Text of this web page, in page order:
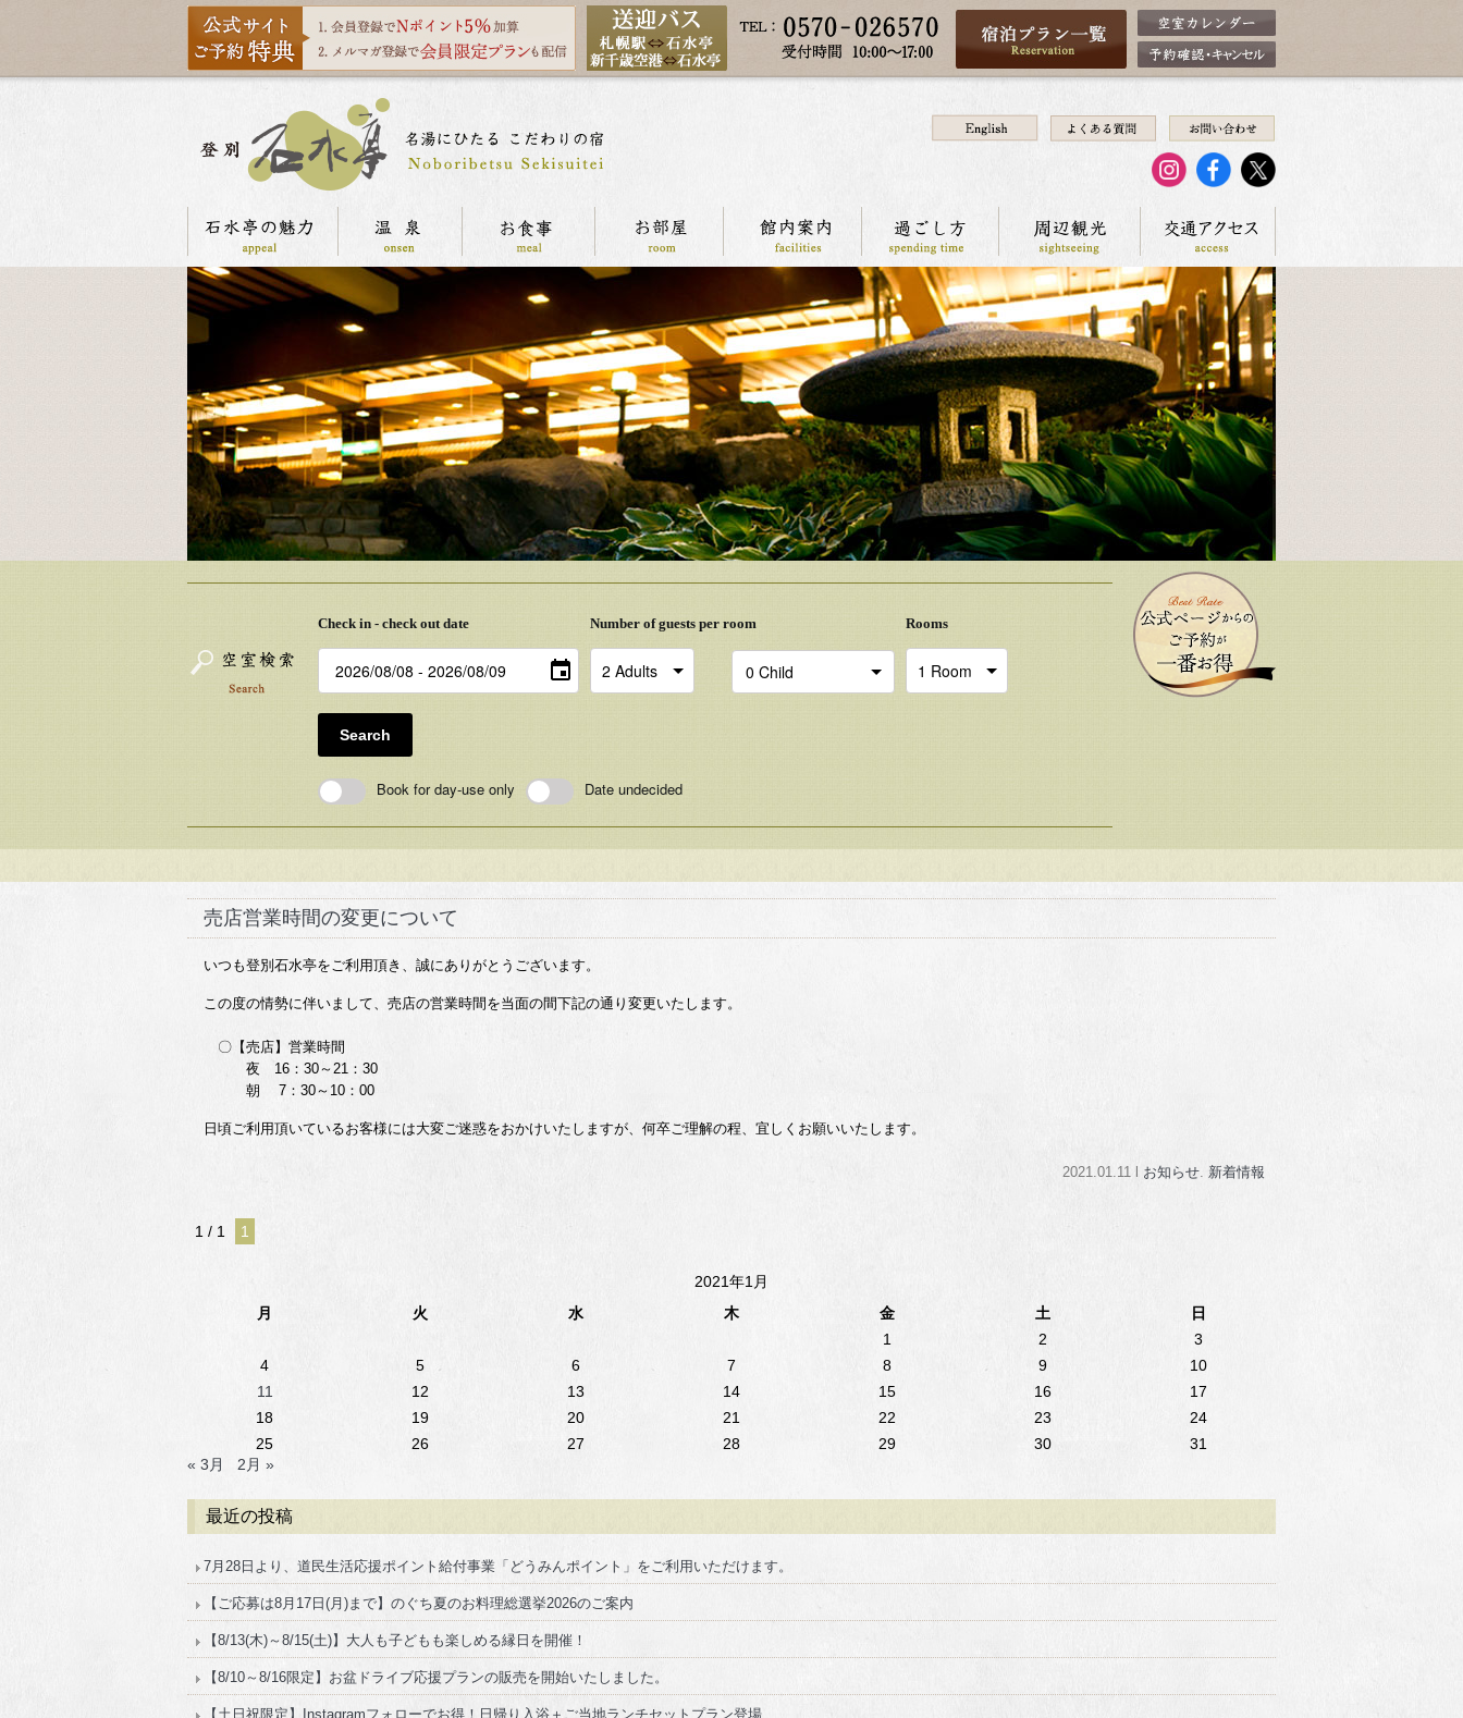
Check in - check out date Number of guests per room Rooms
Search
Book for day-use only Date undecided
売店営業時間の変更について
いつも登別石水亭をご利用頂き、誠にありがとうございます。
この度の情勢に伴いまして、売店の営業時間を当面の間下記の通り変更いたします。
〇【売店】営業時間
夜 16：30～21：30
朝 7：30～10：00
日頃ご利用頂いているお客様には大変ご迷惑をおかけいたしますが、何卒ご理解の程、宜しくお願いいたします。
2021.01.11 l お知らせ. 新着情報
1 / 1 1
2021年1月
月
火 水 木 金 土
日
1
2
3
4
5 6 7 8 9
10
11
12 13 14 15 16
17
18
19 20 21 22 23
24
25
26 27 28 29 30
31
« 3月
2月 »
最近の投稿
7月28日より、道民生活応援ポイント給付事業「どうみんポイント」をご利用いただけます。
【ご応募は8月17日(月)まで】のぐち夏のお料理総選挙2026のご案内
【8/13(木)～8/15(土)】大人も子どもも楽しめる縁日を開催！
【8/10～8/16限定】お盆ドライブ応援プランの販売を開始いたしました。
【土日祝限定】Instagramフォローでお得！日帰り入浴＋ご当地ランチセットプラン登場